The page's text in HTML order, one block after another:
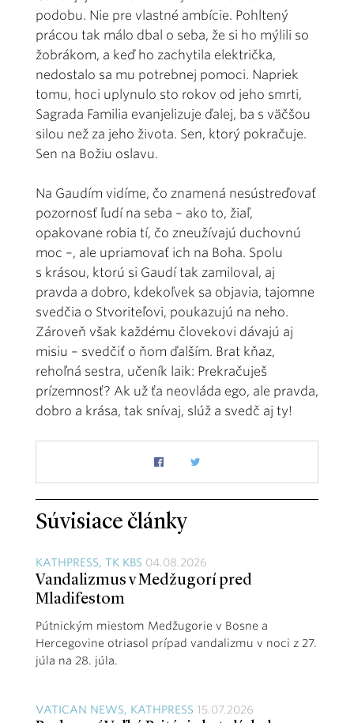
podobu. Nie pre vlastné ambície. Pohltený
prácou tak málo dbal o seba, že si ho mýlili so
žobrákom, a keď ho zachytila električka,
nedostalo sa mu potrebnej pomoci. Napriek
tomu, hoci uplynulo sto rokov od jeho smrti,
Sagrada Familia evanjelizuje ďalej, ba s väčšou
silou než za jeho života. Sen, ktorý pokračuje.
Sen na Božiu oslavu.
Na Gaudím vidíme, čo znamená nesústreďovať
pozornosť ľudí na seba – ako to, žiaľ,
opakovane robia tí, čo zneužívajú duchovnú
moc –, ale upriamovať ich na Boha. Spolu
s krásou, ktorú si Gaudí tak zamiloval, aj
pravda a dobro, kdekoľvek sa objavia, tajomne
svedčia o Stvoriteľovi, poukazujú na neho.
Zároveň však každému človekovi dávajú aj
misiu – svedčiť o ňom ďalším. Brat kňaz,
rehoľná sestra, učeník laik: Prekračuješ
prízemnosť? Ak už ťa neovláda ego, ale pravda,
dobro a krása, tak snívaj, slúž a svedč aj ty!
Súvisiace články
KATHPRESS, TK KBS 04.08.2026
Vandalizmus v Medžugorí pred
Mladifestom
Pútnickým miestom Medžugorie v Bosne a
Hercegovine otriasol prípad vandalizmu v noci z 27.
júla na 28. júla.
VATICAN NEWS, KATHPRESS 15.07.2026